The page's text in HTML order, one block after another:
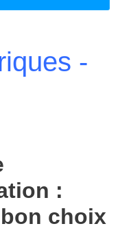
-
:
choix